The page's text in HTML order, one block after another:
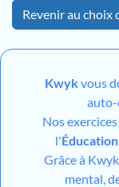
Revenir au choix
Kwykvous
auto-
Nos
l'
Grâce à
mental,